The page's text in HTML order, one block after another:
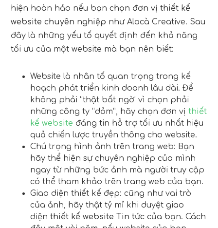
hiện hoàn hảo nếu bạnchọn đơn vị thiết kế
website chuyên nghiệp như Alacà Creative. Sau
đây là những yếu tố quyết định đến khả năng
tối ưu của một website mà bạn nên biết:
Website là nhân tố quan trọng trong kế
hoạch phát triển kinh doanh lâu dài. Để
không phải “thật bất ngờ’ vì chọn phải
những công ty “dỏm”, hãy chọn đơn vịthiết
kế website đáng tin hỗ trợ tối ưu nhất hiệu
quả chiến lược truyền thông cho website.
Chú trọng hình ảnh trên trang web: Bạn
hãy thể hiện sự chuyên nghiệp của mình
ngay từ những bức ảnh mà người truy cập
có thể tham khảo trên trang web của bạn.
Giao diện thiết kế đẹp: cũng như vai trò
của ảnh, hãy thật tỷ mỉ khi duyệt giao
diệnthiết kế website Tin tức của bạn. Cách